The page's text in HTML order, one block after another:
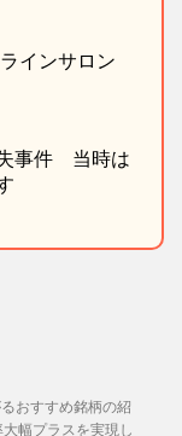
インサロン
事件 当時は
おすすめ銘柄の紹
幅プラスを実現し